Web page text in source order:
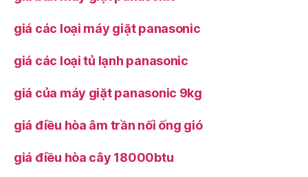
giá các loại máy giặt panasonic
giá các loại tủ lạnh panasonic
giá của máy giặt panasonic 9kg
giá điều hòa âm trần nối ống gió
giá điều hòa cây 18000btu